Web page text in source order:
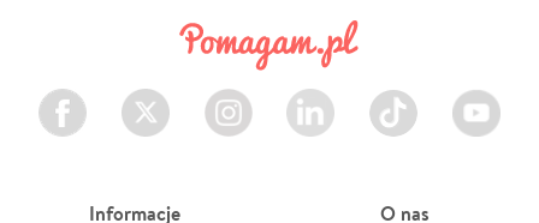
Facebook Twitter Instagram LinkedIn TikTok Youtube
Informacje O nas